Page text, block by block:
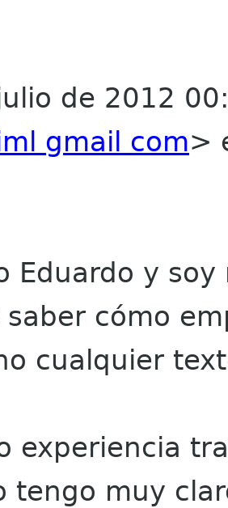
de 2012
gmail com>
Eduardo y
cómo
cualquier
experiencia
tengo muy